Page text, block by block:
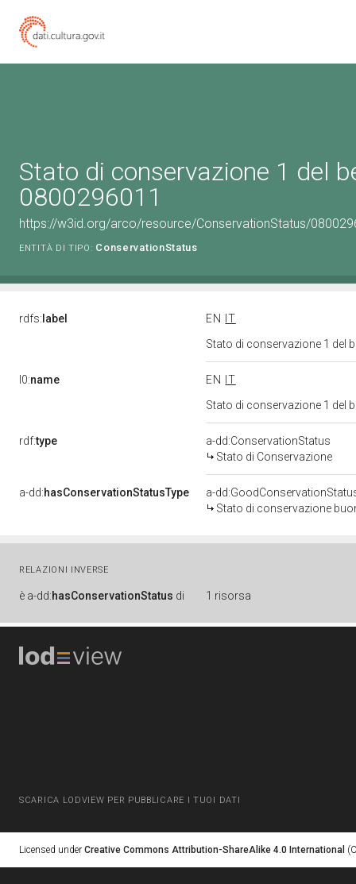
Stato di conservazione 1 del
0800296011
https://w3id.org/arco/resource/ConservationStatus/
ENTITÀ DI TIPO: ConservationStatus
rdfs: label EN
IT
Stato di conservazione 1 del
l0:name EN
IT
Stato di conservazione 1 del
rdf:type
a-dd:ConservationStatus
Stato di Conservazione
a-dd:hasConservationStatusType
a-
Stato di conservazione
RELAZIONI INVERSE
è a-dd:hasConservationStatus di 1 risorsa
SCARICA LODVIEW PER PUBBLICARE I TUOI DATI
Licensed under Creative Commons Attribution-ShareAlike 4.0 International